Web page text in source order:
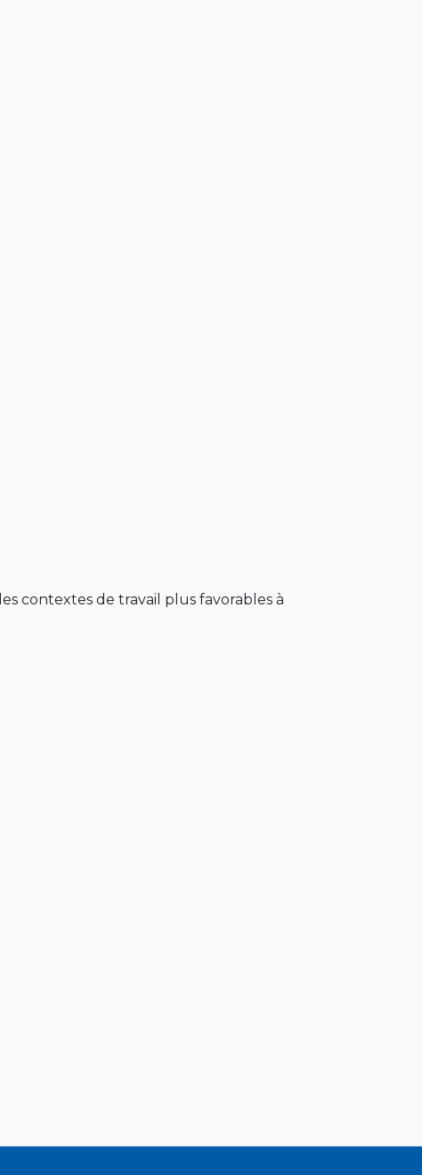
contextes de travail plus favorables à